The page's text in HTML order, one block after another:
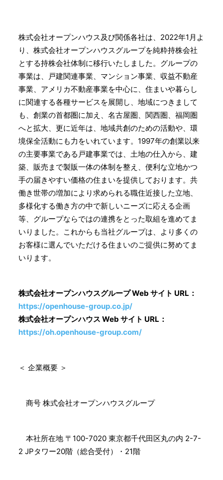
株式会社オープンハウス及び関係各社は、2022年1月よ
り、株式会社オープンハウスグループを純粋持株会社
とする持株会社体制に移行いたしました。グループの
事業は、戸建関連事業、マンション事業、収益不動産
事業、アメリカ不動産事業を中心に、住まいや暮らし
に関連する各種サービスを展開し、地域につきまして
も、創業の首都圏に加え、名古屋圏、関西圏、福岡圏
へと拡大、更に近年は、地域共創のための活動や、環
境保全活動にも力をいれています。1997年の創業以来
の主要事業である戸建事業では、土地の仕入から、建
築、販売まで製販一体の体制を整え、便利な立地かつ
手の届きやすい価格の住まいを提供しております。共
働き世帯の増加により求められる職住近接した立地、
多様化する働き方の中で新しいニーズに応える企画
等、グループならではの連携をとった取組を進めてま
いりました。これからも当社グループは、より多くの
お客様に選んでいただける住まいのご提供に努めてま
いります。
株式会社オープンハウスグループ Web サイト URL：
https://openhouse-group.co.jp/
株式会社オープンハウス Web サイト URL：
https://oh.openhouse-group.com/
＜ 企業概要 ＞
商号 株式会社オープンハウスグループ
本社所在地 〒100-7020 東京都千代田区丸の内 2-7-
2 JPタワー20階（総合受付）・21階